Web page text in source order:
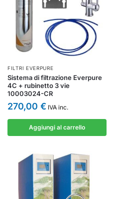
FILTRI EVERPURE
Sistema di filtrazione Everpure
4C + rubinetto 3 vie
10003024-CR
270,00 € IVA inc.
Aggiungi al carrello